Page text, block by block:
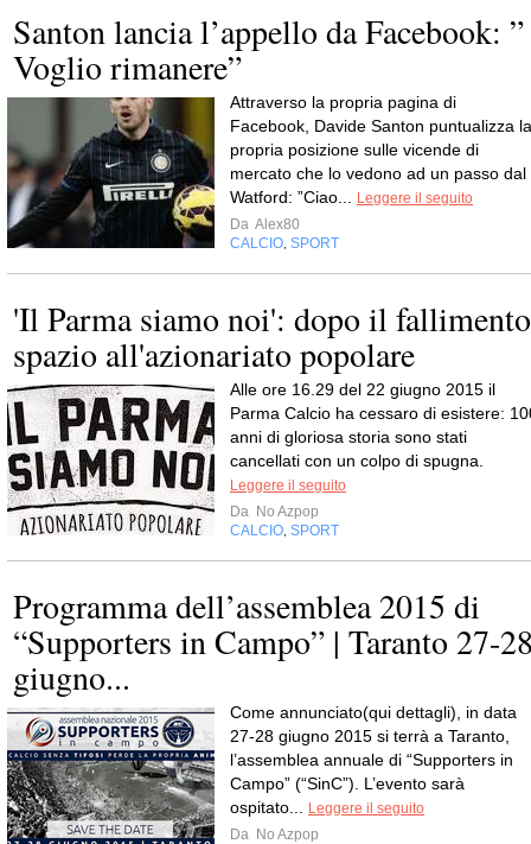
Santon lancia l’appello da Facebook: ”
Voglio rimanere”
Attraverso la propria pagina di
Facebook, Davide Santon puntualizza la
propria posizione sulle vicende di
mercato che lo vedono ad un passo dal
Watford: ”Ciao...
Leggere il seguito
Da Alex80
CALCIO SPORT
'Il Parma siamo noi': dopo il fallimento
spazio all'azionariato popolare
Alle ore 16.29 del 22 giugno 2015 il
Parma Calcio ha cessaro di esistere:
anni di gloriosa storia sono stati
cancellati con un colpo di spugna.
Leggere il seguito
Da No Azpop
CALCIO SPORT
Programma dell’assemblea 2015 di
“Supporters in Campo” | Taranto 27-
giugno...
Come annunciato(qui dettagli), in data
27-28 giugno 2015 si terrà a Taranto,
l’assemblea annuale di “Supporters in
Campo” (“SinC”). L’evento sarà
ospitato...
Leggere il seguito
Da No Azpop